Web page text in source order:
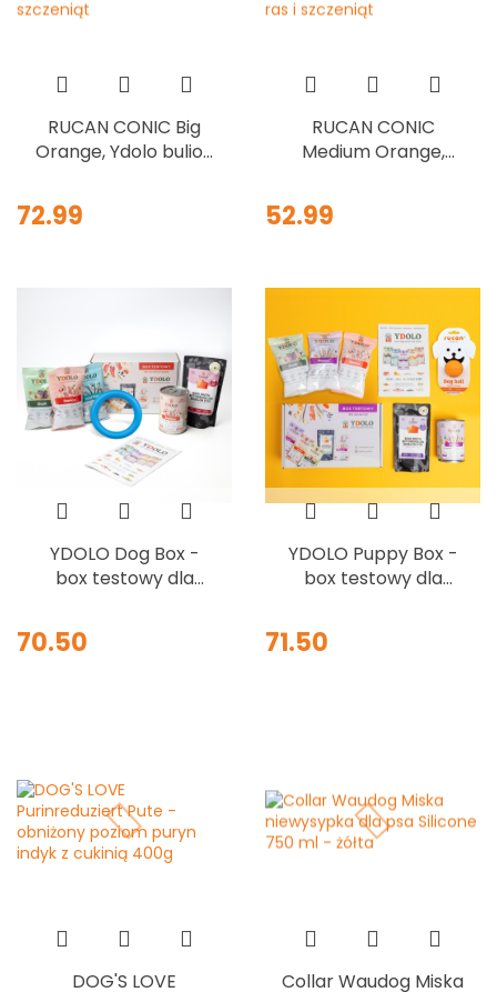
RUCAN CONIC Big
Orange, Ydolo bulion
zatyczkami dla psów
średnich, dużych ras
72.99
RUCAN CONIC
Medium Orange,
zestaw z zatyczkami
dla psów mniejszych,
52.99
YDOLO Dog Box -
box testowy dla
70.50
YDOLO Puppy Box -
box testowy dla
71.50
DOG'S LOVE
Collar Waudog Miska